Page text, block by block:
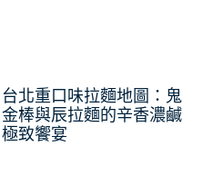
台北重口味拉麵地圖：鬼
金棒與辰拉麵的辛香濃鹹
極致饗宴